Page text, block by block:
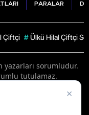
×
PARALAR
Çiftçi # Ülkü Hilal Çiftçi
yazarları sorumludur.
tutulamaz.
Sitemizde
izin alınmaksızın
kullanılamaz ve